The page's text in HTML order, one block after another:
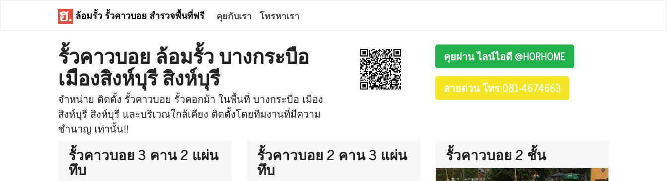
ล้อมรั้ว รั้วคาวบอย สำรวจพื้นที่ฟรี คุยกับเรา โทรหาเรา
รั้วคาวบอย ล้อมรั้ว บางกระบือ
เมืองสิงห์บุรี สิงห์บุรี
จำหน่าย ติดตั้ง รั้วคาวบอย รั้วคอกม้า ในพื้นที่ บางกระบือ เมือง
สิงห์บุรี สิงห์บุรี และบริเวณใกล้เคียง ติดตั้งโดยทีมงานที่มีความ
ชำนาญ เท่านั้น!!
คุยผ่าน ไลน์ไอดี @HORHOME
สายด่วน โทร 081-4674663
รั้วคาวบอย 3 คาน 2 แผ่น
ทึบ
รั้วคาวบอย 2 คาน 3 แผ่น
ทึบ
รั้วคาวบอย 2 ชั้น